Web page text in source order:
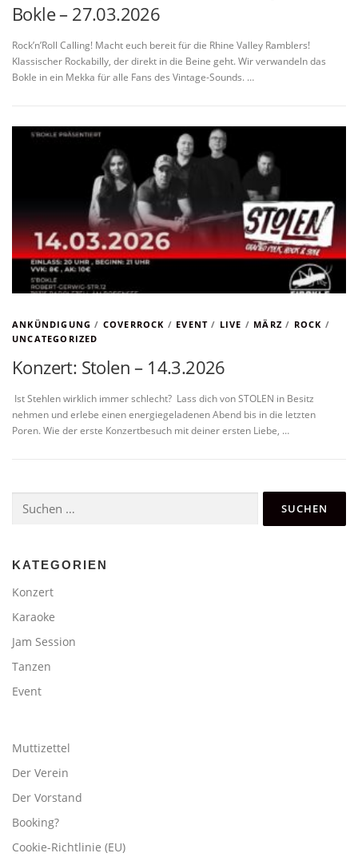
Bokle – 27.03.2026
Rock’n’Roll Calling! Macht euch bereit für die Rhine Valley Ramblers!
Klassischer Rockabilly, der direkt in die Beine geht. Wir verwandeln das
Bokle in ein Mekka für alle Fans des Vintage-Sounds. …
ANKÜNDIGUNG / COVERROCK / EVENT / LIVE / MÄRZ / ROCK /
UNCATEGORIZED
Konzert: Stolen – 14.3.2026
Ist Stehlen wirklich immer schlecht? Lass dich von STOLEN in Besitz
nehmen und erlebe einen energiegeladenen Abend bis in die letzten
Poren. Wie der erste Konzertbesuch mit deiner ersten Liebe, …
nach:
KATEGORIEN
Konzert
Karaoke
Jam Session
Tanzen
Event
Muttizettel
Der Verein
Der Vorstand
Booking?
Cookie-Richtlinie (EU)